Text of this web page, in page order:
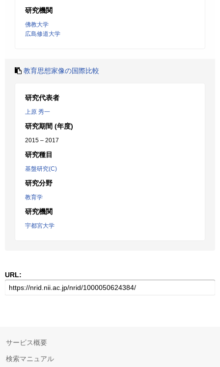
研究機関
佛教大学
広島修道大学
教育思想家像の国際比較
研究代表者
上原 秀一
研究期間 (年度)
2015 – 2017
研究種目
基盤研究(C)
研究分野
教育学
研究機関
宇都宮大学
URL:
サービス概要
検索マニュアル